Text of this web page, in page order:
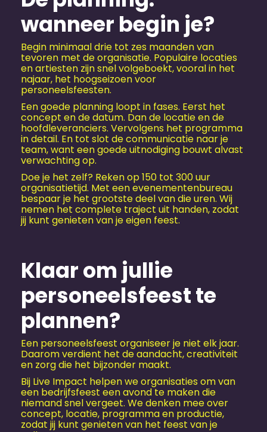
wanneer begin je?
Begin minimaal drie tot zes maanden van
tevoren met de organisatie. Populaire locaties
en artiesten zijn snel volgeboekt, vooral in het
najaar, het hoogseizoen voor
personeelsfeesten.
Een goede planning loopt in fases. Eerst het
concept en de datum. Dan de locatie en de
hoofdleveranciers. Vervolgens het programma
in detail. En tot slot de communicatie naar je
team, want een goede uitnodiging bouwt alvast
verwachting op.
Doe je het zelf? Reken op 150 tot 300 uur
organisatietijd. Met een evenementen­bureau
bespaar je het grootste deel van die uren. Wij
nemen het complete traject uit handen, zodat
jij kunt genieten van je eigen feest.
Klaar om jullie
personeels­feest te
plannen?
Een personeels­feest organiseer je niet elk jaar.
Daarom verdient het de aandacht, creativiteit
en zorg die het bijzonder maakt.
Bij Live Impact helpen we organisaties om van
een bedrijfs­feest een avond te maken die
niemand snel vergeet. We denken mee over
concept, locatie, programma en productie,
zodat jij kunt genieten van het feest van je